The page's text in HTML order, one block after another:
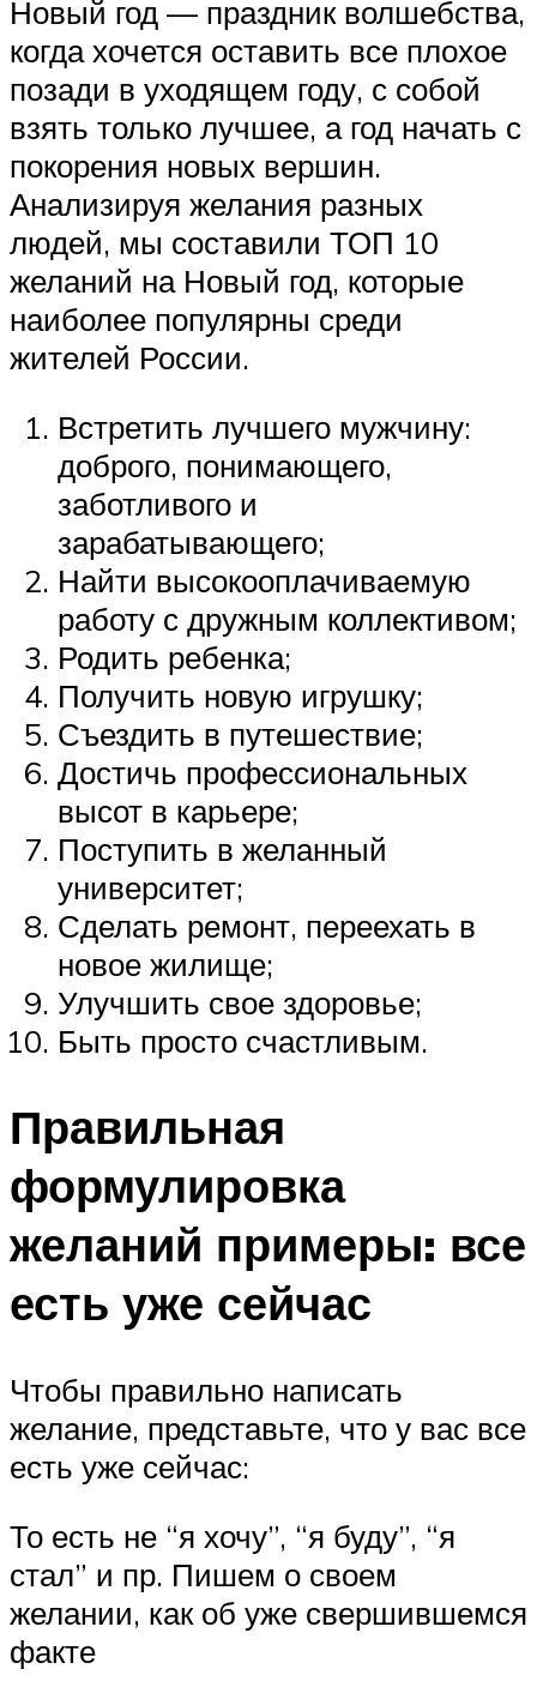
Новый год — праздник волшебства,
когда хочется оставить все плохое
позади в уходящем году, с собой
взять только лучшее, а год начать с
покорения новых вершин.
Анализируя желания разных
людей, мы составили ТОП 10
желаний на Новый год, которые
наиболее популярны среди
жителей России.
Встретить лучшего мужчину:
доброго, понимающего,
заботливого и
зарабатывающего;
Найти высокооплачиваемую
работу с дружным коллективом;
Родить ребенка;
Получить новую игрушку;
Съездить в путешествие;
Достичь профессиональных
высот в карьере;
Поступить в желанный
университет;
Сделать ремонт, переехать в
новое жилище;
Улучшить свое здоровье;
Быть просто счастливым.
Правильная
формулировка
желаний примеры: все
есть уже сейчас
Чтобы правильно написать
желание, представьте, что у вас все
есть уже сейчас:
То есть не “я хочу”, “я буду”, “я
стал” и пр. Пишем о своем
желании, как об уже свершившемся
факте